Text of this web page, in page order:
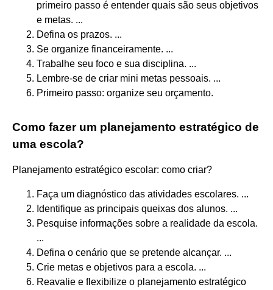
primeiro passo é entender quais são seus objetivos
e metas. ...
Defina os prazos. ...
Se organize financeiramente. ...
Trabalhe seu foco e sua disciplina. ...
Lembre-se de criar mini metas pessoais. ...
Primeiro passo: organize seu orçamento.
Como fazer um planejamento estratégico de
uma escola?
Planejamento estratégico escolar: como criar?
Faça um diagnóstico das atividades escolares. ...
Identifique as principais queixas dos alunos. ...
Pesquise informações sobre a realidade da escola.
...
Defina o cenário que se pretende alcançar. ...
Crie metas e objetivos para a escola. ...
Reavalie e flexibilize o planejamento estratégico